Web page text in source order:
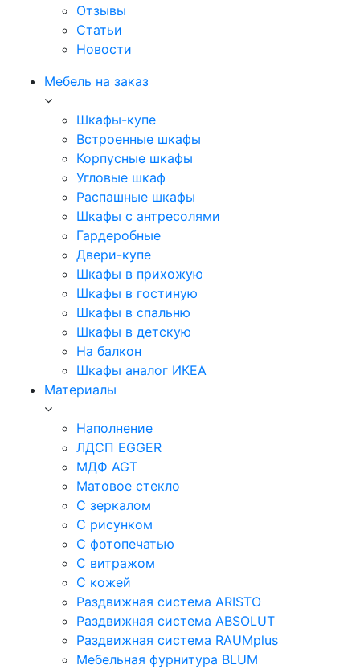
Отзывы
Статьи
Новости
Мебель на заказ
Шкафы-купе
Встроенные шкафы
Корпусные шкафы
Угловые шкаф
Распашные шкафы
Шкафы с антресолями
Гардеробные
Двери-купе
Шкафы в прихожую
Шкафы в гостиную
Шкафы в спальню
Шкафы в детскую
На балкон
Шкафы аналог ИКЕА
Материалы
Наполнение
ЛДСП EGGER
МДФ AGT
Матовое стекло
С зеркалом
С рисунком
С фотопечатью
С витражом
С кожей
Раздвижная система ARISTO
Раздвижная система ABSOLUT
Раздвижная система RAUMplus
Мебельная фурнитура BLUM